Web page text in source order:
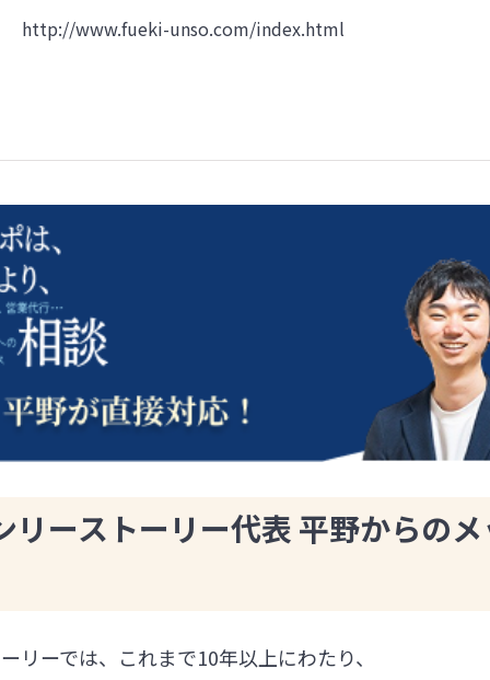
http://www.fueki-unso.com/index.html
リーストーリー代表 平野からの
リーでは、これまで10年以上にわたり、